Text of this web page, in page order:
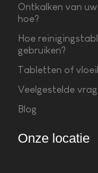
Ontkalken van
hoe?
Hoe
gebruiken?
Tabletten of
Veelgestelde
Blog
Onze locatie